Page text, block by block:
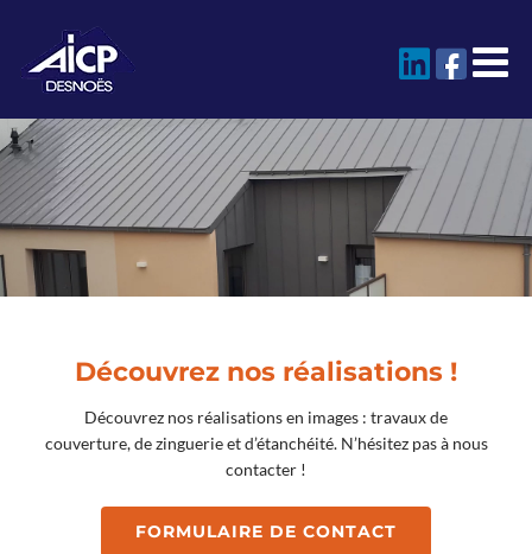
contenu
Découvrez nos réalisations !
Découvrez nos réalisations en images : travaux de
couverture, de zinguerie et d’étanchéité. N’hésitez pas à nous
contacter !
FORMULAIRE DE CONTACT